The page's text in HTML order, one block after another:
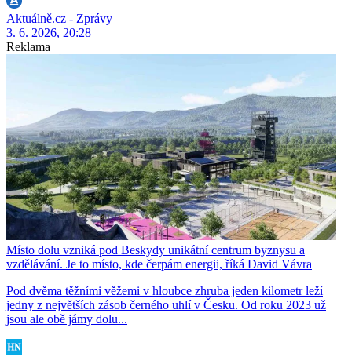
Aktuálně.cz - Zprávy
3. 6. 2026, 20:28
Reklama
Místo dolu vzniká pod Beskydy unikátní centrum byznysu a
vzdělávání. Je to místo, kde čerpám energii, říká David Vávra
Pod dvěma těžními věžemi v hloubce zhruba jeden kilometr leží
jedny z největších zásob černého uhlí v Česku. Od roku 2023 už
jsou ale obě jámy dolu...